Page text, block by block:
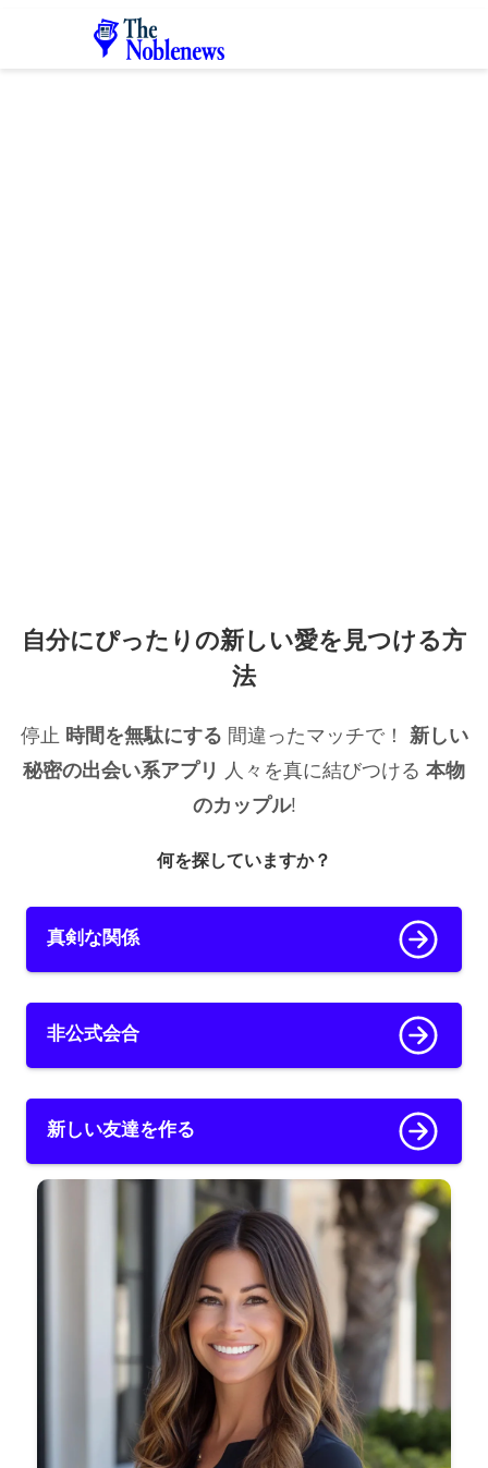
自分にぴったりの新しい愛を見つける方
法
停止 時間を無駄にする 間違ったマッチで！ 新しい
秘密の出会い系アプリ
人々を真に結びつける 本物
のカップル!
何を探していますか？
真剣な関係
非公式会合
新しい友達を作る